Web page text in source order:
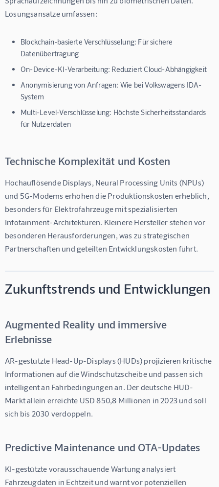
Lösungsansätze umfassen:
Blockchain-basierte Verschlüsselung: Für sichere
Datenübertragung
On-Device-KI-Verarbeitung: Reduziert Cloud-Abhängigkeit
Anonymisierung von Anfragen: Wie bei Volkswagens IDA-
System
Multi-Level-Verschlüsselung: Höchste Sicherheitsstandards
für Nutzerdaten
Technische Komplexität und Kosten
Hochauflösende Displays, Neural Processing Units (NPUs)
und 5G-Modems erhöhen die Produktionskosten erheblich,
besonders für Elektrofahrzeuge mit spezialisierten
Infotainment-Architekturen. Kleinere Hersteller stehen vor
besonderen Herausforderungen, was zu strategischen
Partnerschaften und geteilten Entwicklungskosten führt.
Zukunftstrends und Entwicklungen
Augmented Reality und immersive
Erlebnisse
AR-gestützte Head-Up-Displays (HUDs) projizieren kritische
Informationen auf die Windschutzscheibe und passen sich
intelligent an Fahrbedingungen an. Der deutsche HUD-
Markt allein erreichte USD 850,8 Millionen in 2023 und soll
sich bis 2030 verdoppeln.
Predictive Maintenance und OTA-Updates
KI-gestützte vorausschauende Wartung analysiert
Fahrzeugdaten in Echtzeit und warnt vor potenziellen